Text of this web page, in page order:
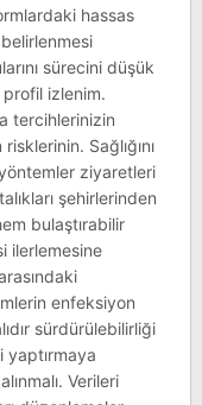
hassas
belirlenmesi
sürecini düşük
profil izlenim.
tercihlerinizin
Sağlığını
ziyaretleri
şehirlerinden
bulaştırabilir
ilerlemesine
enfeksiyon
sürdürülebilirliği
yaptırmaya
Verileri